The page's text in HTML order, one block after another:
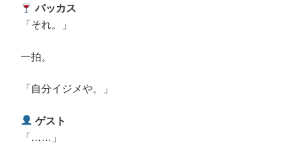
バッカス
「それ。」
一拍。
「自分イジメや。」
ゲスト
「……」